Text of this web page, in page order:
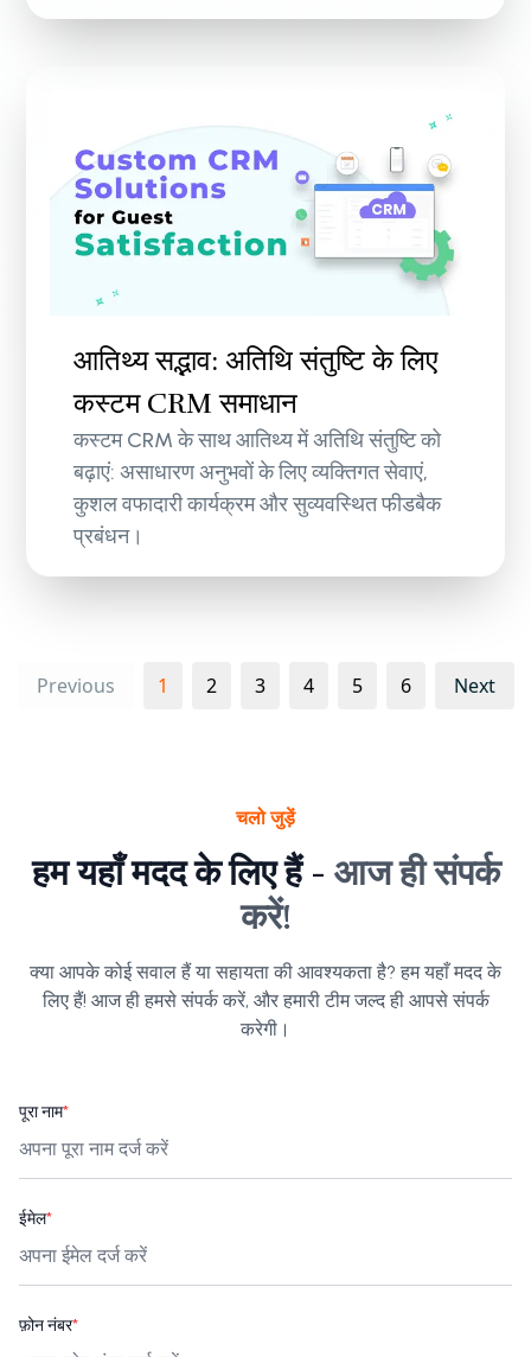
आतिथ्य सद्भाव: अतिथि संतुष्टि के लिए
कस्टम CRM समाधान
कस्टम CRM के साथ आतिथ्य में अतिथि संतुष्टि को
बढ़ाएं: असाधारण अनुभवों के लिए व्यक्तिगत सेवाएं,
कुशल वफादारी कार्यक्रम और सुव्यवस्थित फीडबैक
प्रबंधन।
Previous 1 2 3 4 5 6 Next
चलो जुड़ें
हम यहाँ मदद के लिए हैं - आज ही संपर्क
करें!
क्या आपके कोई सवाल हैं या सहायता की आवश्यकता है? हम यहाँ मदद के
लिए हैं! आज ही हमसे संपर्क करें, और हमारी टीम जल्द ही आपसे संपर्क
करेगी।
पूरा नाम*
ईमेल*
फ़ोन नंबर*